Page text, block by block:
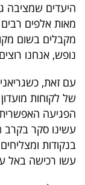
היעדים שמציבה
מאות אלפים
מקבלים בשום
נופש, אנחנו
עם זאת,
של לקוחות
הפגיעה האפשרית
עשינו סקר
בנקודות
עשו רכישה באל